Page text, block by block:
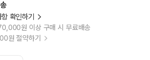
확인하기
원 이상 구매 시 무료배송
원 절약하기